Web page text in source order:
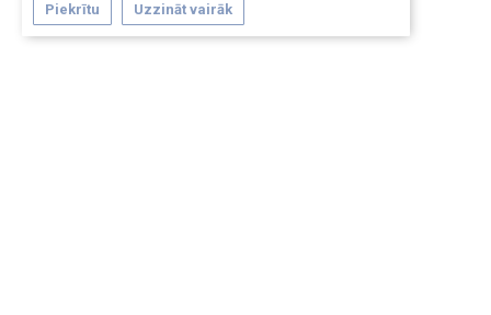
Piekrītu Uzzināt vairāk